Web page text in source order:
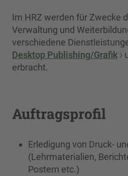
Im HRZ werden für Zwecke
Verwaltung und
verschiedene
Desktop Publishing/Grafik
erbracht.
Auftragsprofil
Erledigung von Druck-
(Lehrmaterialien,
Postern etc.)